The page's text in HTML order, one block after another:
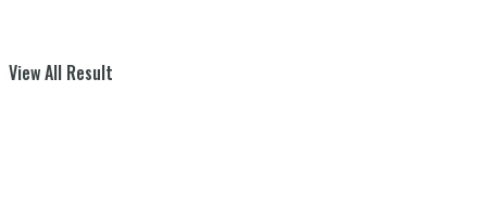
View All Result